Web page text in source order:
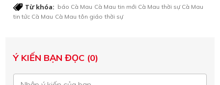
Từ khóa: báo Cà Mau Cà Mau tin mới Cà Mau thời sự Cà Mau
tin tức Cà Mau Cà Mau tôn giáo thời sự
Ý KIẾN BẠN ĐỌC (0)